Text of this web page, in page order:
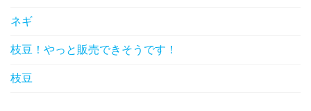
ネギ
枝豆！やっと販売できそうです！
枝豆